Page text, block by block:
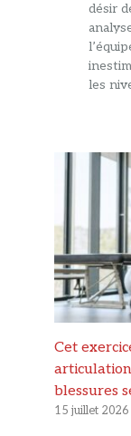
désir
les
Cet
blessures
15 juillet 2026